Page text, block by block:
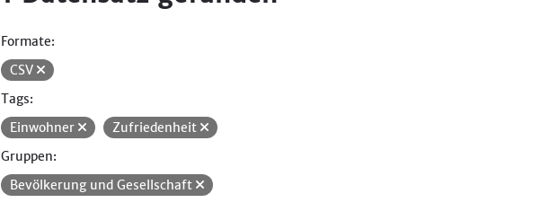
Formate:
CSV
Tags:
Einwohner
Zufriedenheit
Gruppen:
Bevölkerung und Gesellschaft